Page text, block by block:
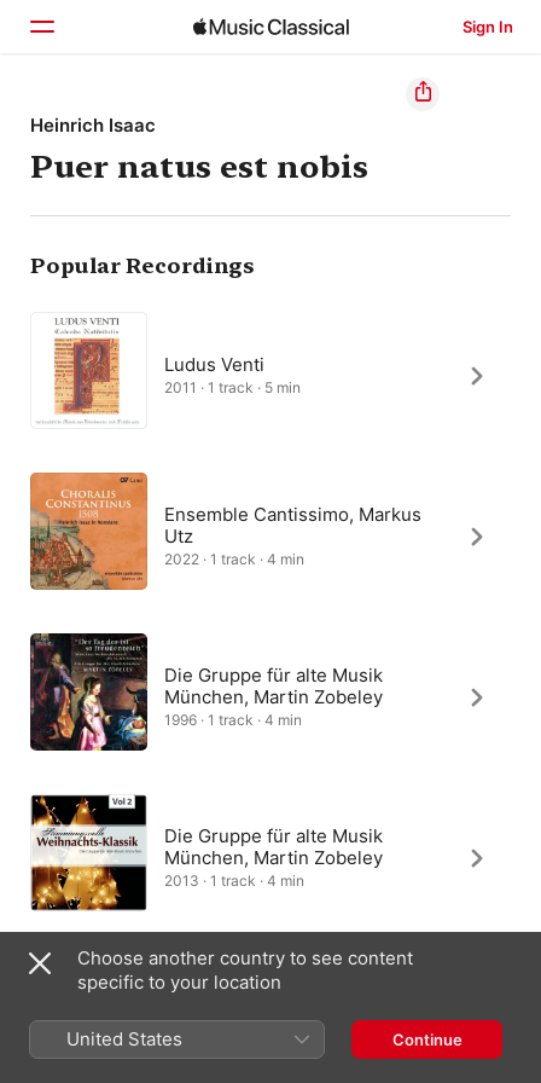
Sign In
Home
Browse
Search
Heinrich Isaac
Puer natus est nobis
Popular Recordings
Ludus Venti
2011 · 1 track · 5 min
Ensemble Cantissimo, Markus
Utz
2022 · 1 track · 4 min
Die Gruppe für alte Musik
München, Martin Zobeley
1996 · 1 track · 4 min
Die Gruppe für alte Musik
München, Martin Zobeley
2013 · 1 track · 4 min
United Kingdom
Choose another country to see content
specific to your location
United States Continue